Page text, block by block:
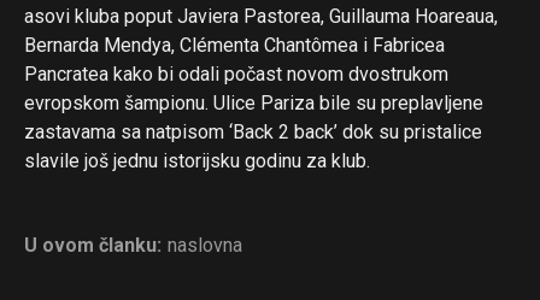
asovi kluba poput Javiera Pastorea, Guillauma Hoareaua,
Bernarda Mendya, Clémenta Chantômea i Fabricea
Pancratea kako bi odali počast novom dvostrukom
evropskom šampionu. Ulice Pariza bile su preplavljene
zastavama sa natpisom ‘Back 2 back’ dok su pristalice
slavile još jednu istorijsku godinu za klub.
U ovom članku: naslovna